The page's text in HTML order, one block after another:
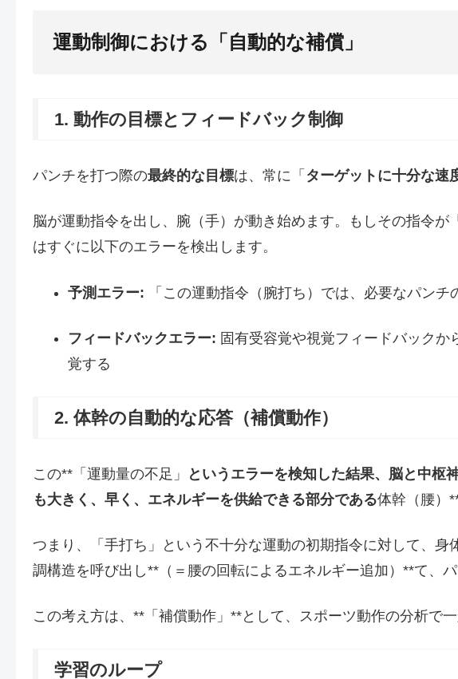
運動制御における「自動的な補償」
1. 動作の目標とフィードバック制御
パンチを打つ際の最終的な目標は、常に「 ターゲットに十分な速
脳が運動指令を出し、腕（手）が動き始めます。もしその指令
はすぐに以下のエラーを検出します。
予測エラー: 「この運動指令（腕打ち）では、必要なパンチ
フィードバックエラー: 固有受容覚や視覚フィードバックか
覚する
2. 体幹の自動的な応答（補償動作）
この**「運動量の不足」
というエラーを検知した結果、脳と中枢
も大きく、早く、エネルギーを供給できる部分である体幹（腰）
つまり、「手打ち」という不十分な運動の初期指令に対して、
調構造を呼び出し**（＝腰の回転によるエネルギー追加）**て、
この考え方は、**「補償動作」**として、スポーツ動作の分析で
学習のループ